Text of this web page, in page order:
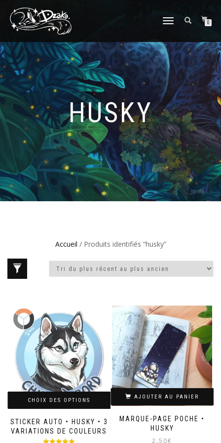
DÉPLIER/REPLIER
0
HUSKY
Accueil / Produits identifiés “husky”
STICKER AUTO • HUSKY • 3
VARIATIONS DE COULEURS
CHOIX DES OPTIONS
MARQUE-PAGE POCHE •
HUSKY
2,50€
AJOUTER AU PANIER